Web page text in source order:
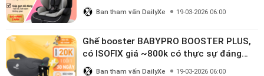
10 tuổi
Ban tham vấn DailyXe 19-03-2026 06:00
Ghế booster BABYPRO BOOSTER PLUS,
có ISOFIX giá ~800k có thực sự đáng
mua?
Ban tham vấn DailyXe 19-03-2026 06:00